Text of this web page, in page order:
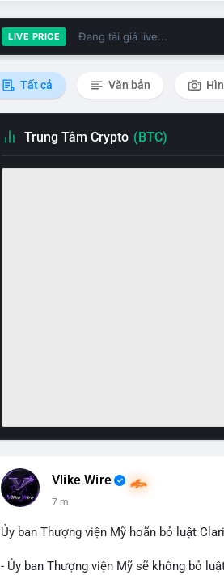
LIVE PRICE Đang tải giá live...
Tất cả Văn bản
Trung Tâm Crypto (BTC)
Vlike Wire
7 m
Ủy ban Thượng viện Mỹ hoãn bỏ luật
- Ủy ban Thượng viện Mỹ sẽ không bỏ